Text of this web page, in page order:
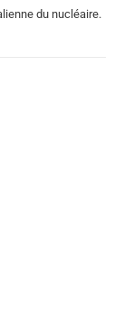
du nucléaire.